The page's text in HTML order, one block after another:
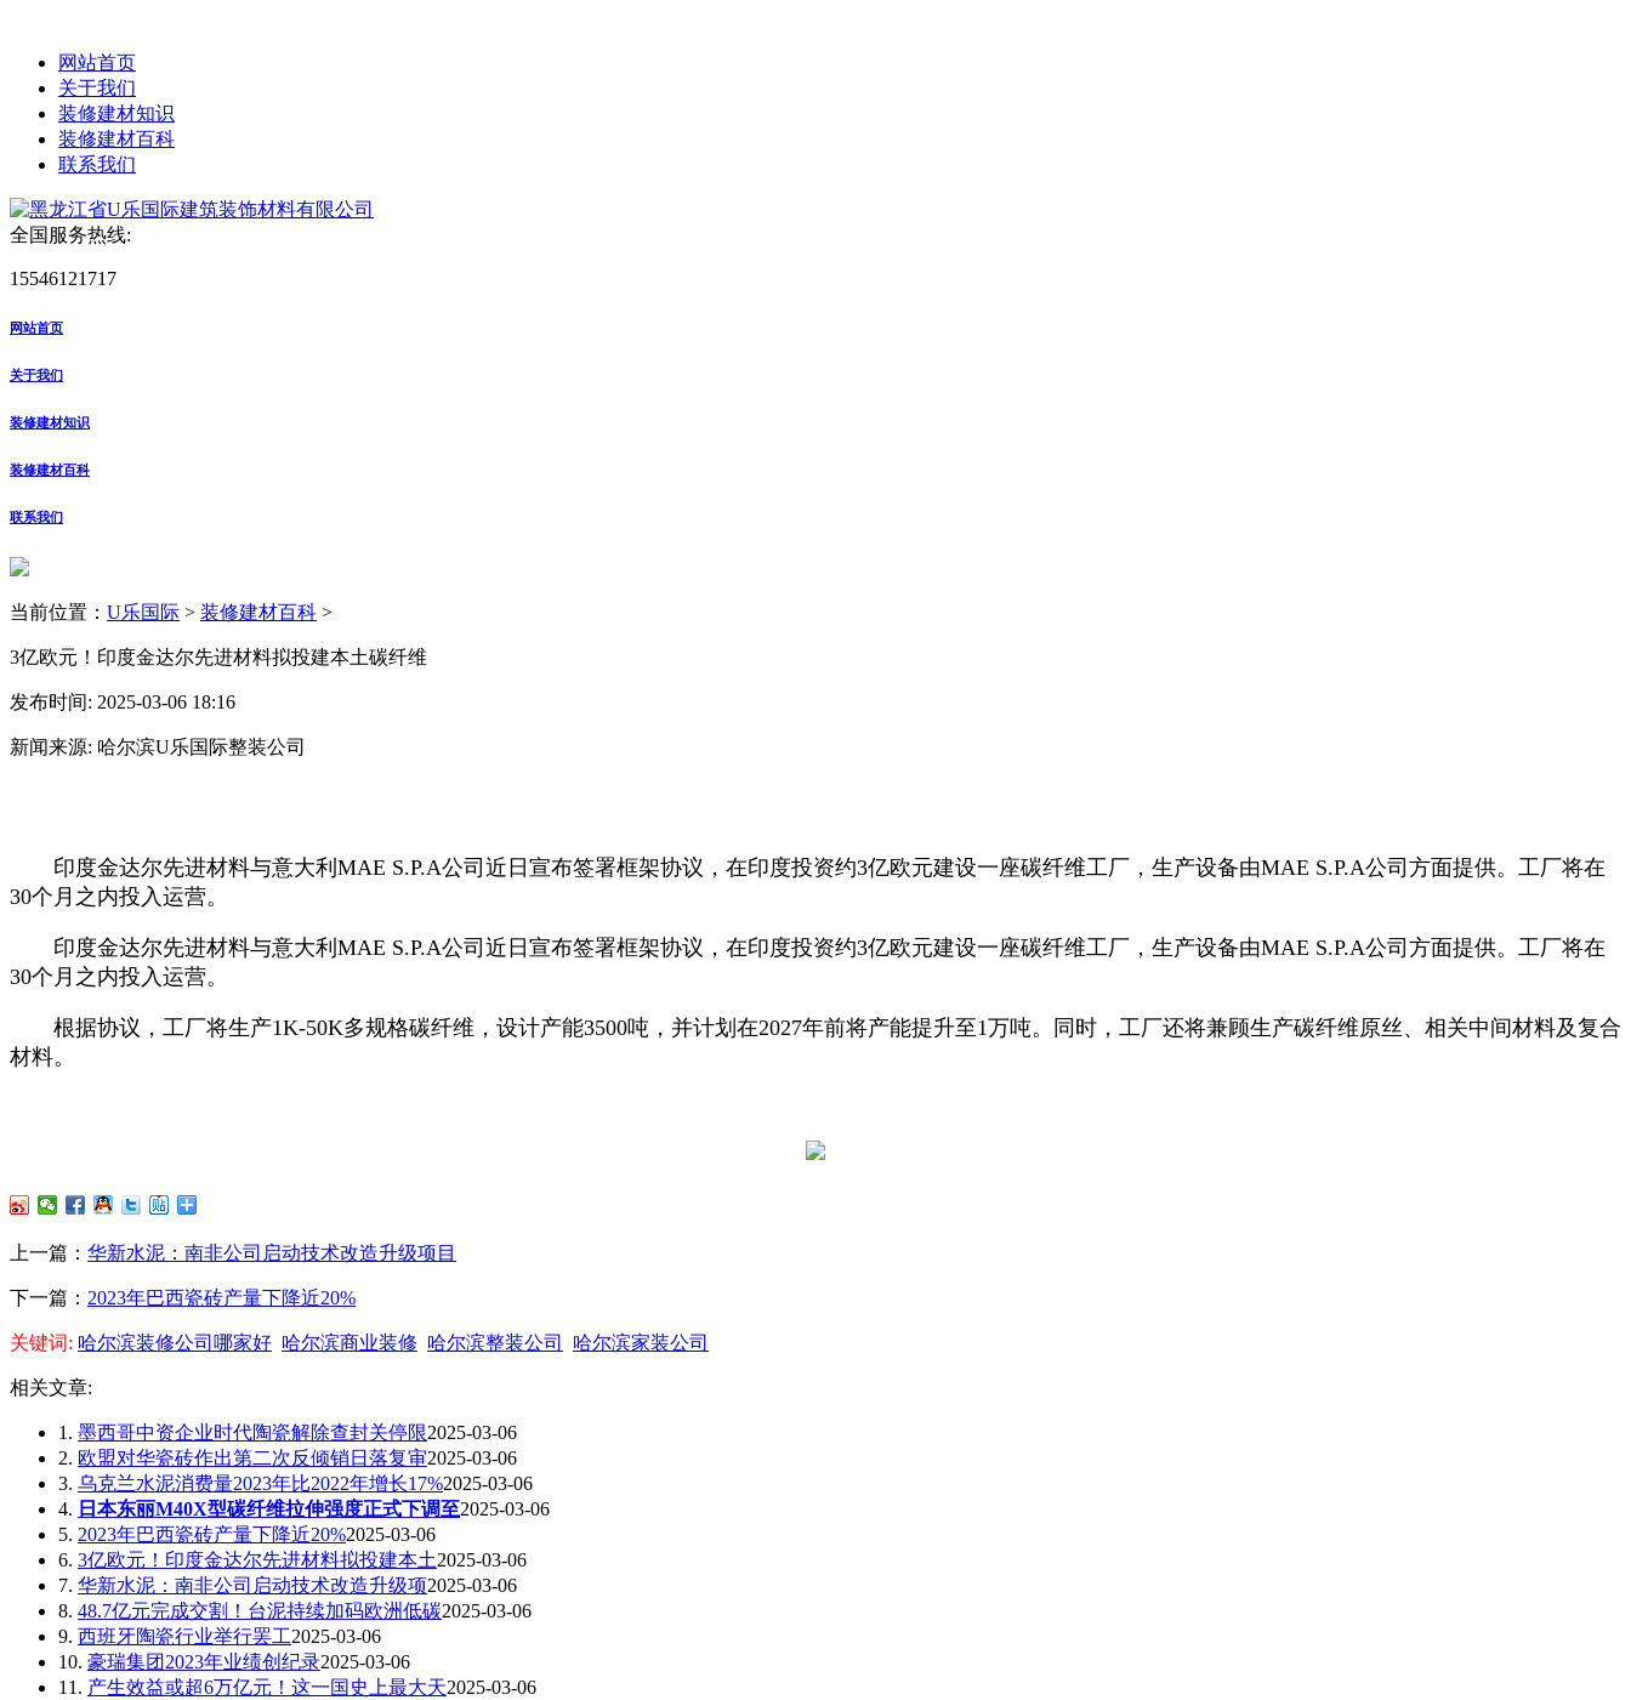
网站首页
关于我们
装修建材知识
装修建材百科
联系我们
全国服务热线:
15546121717
网站首页
关于我们
装修建材知识
装修建材百科
联系我们
当前位置： U乐国际 > 装修建材百科 >
3亿欧元！印度金达尔先进材料拟投建本土碳纤维
发布时间: 2025-03-06 18:16
新闻来源: 哈尔滨U乐国际整装公司
印度金达尔先进材料与意大利MAE S.P.A公司近日宣布签署框架协议，在印度投资约3亿欧元建设一座碳纤维工厂，生产设备由MAE S.P.A公司方面提供。工厂将在
30个月之内投入运营。
印度金达尔先进材料与意大利MAE S.P.A公司近日宣布签署框架协议，在印度投资约3亿欧元建设一座碳纤维工厂，生产设备由MAE S.P.A公司方面提供。工厂将在
30个月之内投入运营。
根据协议，工厂将生产1K-50K多规格碳纤维，设计产能3500吨，并计划在2027年前将产能提升至1万吨。同时，工厂还将兼顾生产碳纤维原丝、相关中间材料及复合
材料。
上一篇： 华新水泥：南非公司启动技术改造升级项目
下一篇： 2023年巴西瓷砖产量下降近20%
关键词: 哈尔滨装修公司哪家好 哈尔滨商业装修 哈尔滨整装公司 哈尔滨家装公司
相关文章:
1. 墨西哥中资企业时代陶瓷解除查封关停限2025-03-06
2. 欧盟对华瓷砖作出第二次反倾销日落复审2025-03-06
3. 乌克兰水泥消费量2023年比2022年增长17%2025-03-06
4. 日本东丽M40X型碳纤维拉伸强度正式下调至2025-03-06
5. 2023年巴西瓷砖产量下降近20%2025-03-06
6. 3亿欧元！印度金达尔先进材料拟投建本土2025-03-06
7. 华新水泥：南非公司启动技术改造升级项2025-03-06
8. 48.7亿元完成交割！台泥持续加码欧洲低碳2025-03-06
9. 西班牙陶瓷行业举行罢工2025-03-06
10. 豪瑞集团2023年业绩创纪录2025-03-06
11. 产生效益或超6万亿元！这一国史上最大天2025-03-06